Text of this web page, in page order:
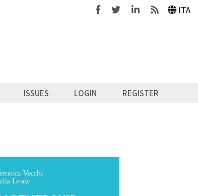
FacebookTwitterLinkedinFeeds ITA
ISSUES LOGIN REGISTER